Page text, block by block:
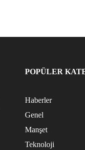
POPÜLER
Haberler
Genel
Manşet
Teknoloji